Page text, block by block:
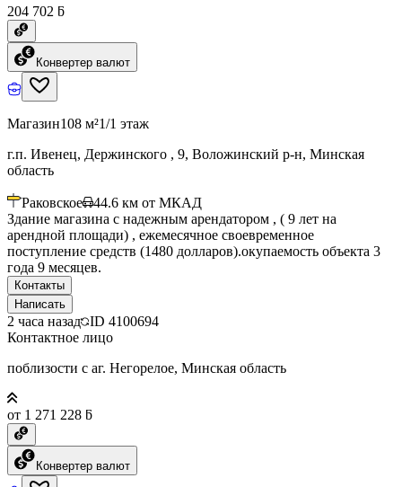
204 702 ƃ
Конвертер валют
Магазин108 м²1/1 этаж
г.п. Ивенец, Держинского , 9, Воложинский р-н, Минская
область
Раковское 44.6 км от МКАД
Здание магазина с надежным арендатором , ( 9 лет на
арендной площади) , ежемесячное своевременное
поступление средств (1480 долларов).окупаемость объекта 3
года 9 месяцев.
Контакты
Написать
2 часа назад ID 4100694
Контактное лицо
поблизости с аг. Негорелое, Минская область
от 1 271 228 ƃ
Конвертер валют